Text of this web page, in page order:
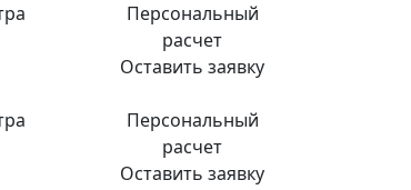
Персональный
расчет
Оставить заявку
Персональный
расчет
Оставить заявку